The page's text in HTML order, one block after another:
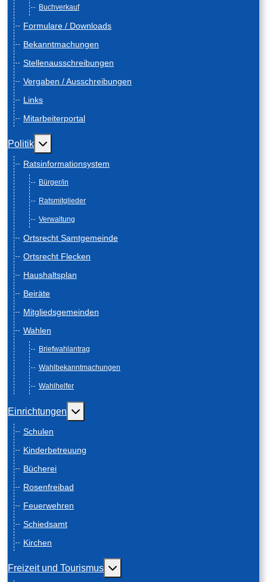
Buchverkauf
Formulare / Downloads
Bekanntmachungen
Stellenausschreibungen
Vergaben / Ausschreibungen
Links
Mitarbeiterportal
Politik Weitere Informationen: Politik
Ratsinformationsystem
Bürger/in
Ratsmitglieder
Verwaltung
Ortsrecht Samtgemeinde
Ortsrecht Flecken
Haushaltsplan
Beiräte
Mitgliedsgemeinden
Wahlen
Briefwahlantrag
Wahlbekanntmachungen
Wahlhelfer
Einrichtungen Weitere Informationen: Einrichtungen
Schulen
Kinderbetreuung
Bücherei
Rosenfreibad
Feuerwehren
Schiedsamt
Kirchen
Freizeit und Tourismus Weitere Informationen: Freizeit und